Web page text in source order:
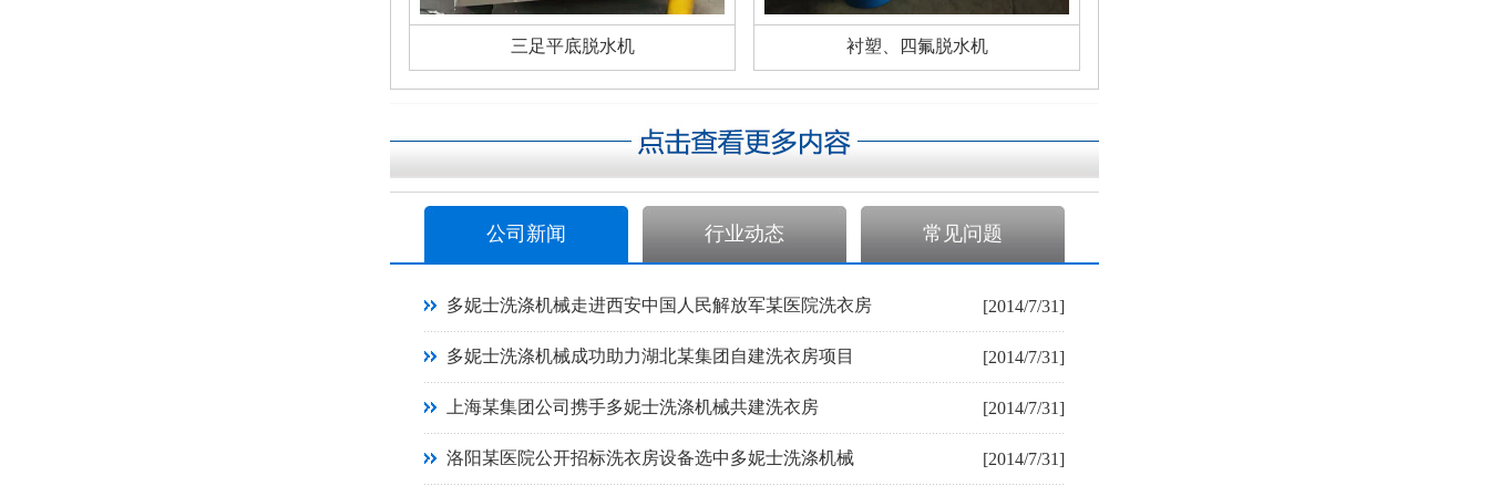
三足平底脱水机 衬塑、四氟脱水机
公司新闻 行业动态 常见问题
多妮士洗涤机械走进西安中国人民解放军某医院洗衣房 [2014/7/31]
多妮士洗涤机械成功助力湖北某集团自建洗衣房项目 [2014/7/31]
上海某集团公司携手多妮士洗涤机械共建洗衣房 [2014/7/31]
洛阳某医院公开招标洗衣房设备选中多妮士洗涤机械 [2014/7/31]